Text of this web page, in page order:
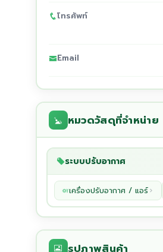
โทรศัพท์
Email
หมวดวัสดุที่จำหน่าย
ระบบปรับอากาศ
เครื่องปรับอากาศ / แอร์
รูปภาพสินค้า